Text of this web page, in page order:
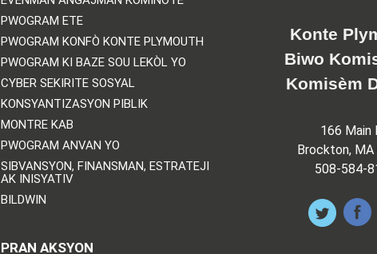
PWOGRAM ETE
PWOGRAM KONFÒ KONTE PLYMOUTH
PWOGRAM KI BAZE SOU LEKÒL YO
CYBER SEKIRITE SOSYAL
KONSYANTIZASYON PIBLIK
MONTRE KAB
PWOGRAM ANVAN YO
SIBVANSYON, FINANSMAN, ESTRATEJI
AK INISYATIV
BILDWIN
PRAN AKSYON
Konte
Biwo
Komisèm
166 Main
Brockton, MA
508-584-